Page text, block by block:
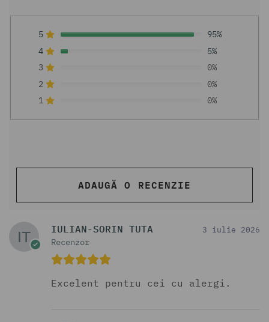
5
95%
4
5%
3
0%
2
0%
1
0%
ADAUGĂ O RECENZIE
IULIAN-SORIN TUTA
Recenzor
3 iulie 2026
Excelent pentru cei cu alergi.